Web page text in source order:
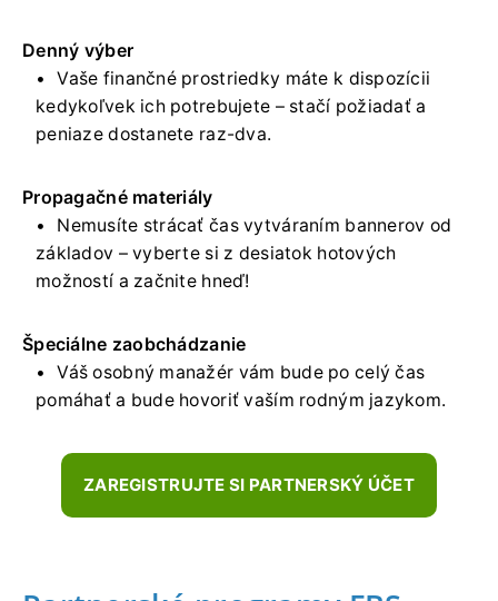
Denný výber
Vaše finančné prostriedky máte k dispozícii
kedykoľvek ich potrebujete – stačí požiadať a
peniaze dostanete raz-dva.
Propagačné materiály
Nemusíte strácať čas vytváraním bannerov od
základov – vyberte si z desiatok hotových
možností a začnite hneď!
Špeciálne zaobchádzanie
Váš osobný manažér vám bude po celý čas
pomáhať a bude hovoriť vaším rodným jazykom.
ZAREGISTRUJTE SI PARTNERSKÝ ÚČET